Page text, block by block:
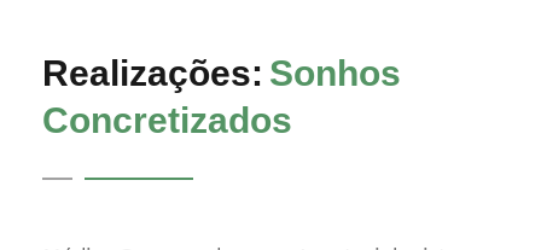
Realizações: Sonhos
Concretizados